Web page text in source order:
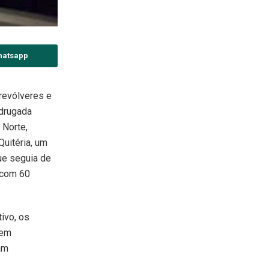
e
um
seguia de
60
os